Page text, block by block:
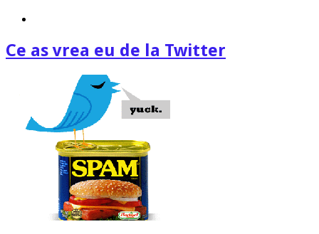
Ce as vrea eu de la Twitter